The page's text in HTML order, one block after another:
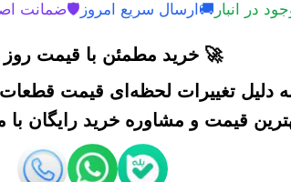
در انبار 🚚 ارسال سریع امروز 🛡️ضمانت
🚀 خرید مطمئن با قیمت روز
دلیل تغییرات لحظه‌ای قیمت
قیمت و مشاوره خرید رایگان با